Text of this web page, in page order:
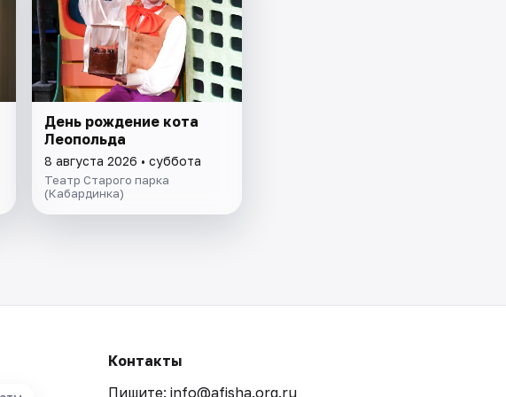
День рождение кота
Леопольда
8 августа 2026 • суббота
Театр Старого парка
(Кабардинка)
Контакты
Пишите: info@afisha.org.ru